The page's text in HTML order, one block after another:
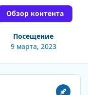
Посещение
9 марта, 2023
Обзор контента